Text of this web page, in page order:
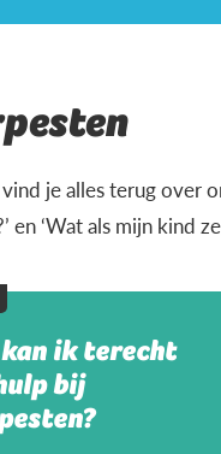
je alles terug over
en ‘Wat als mijn kind
ik terecht
bij